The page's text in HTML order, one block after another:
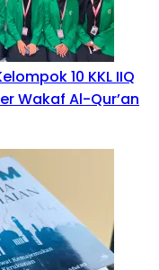
10 KKL IIQ
Wakaf Al-Qur’an